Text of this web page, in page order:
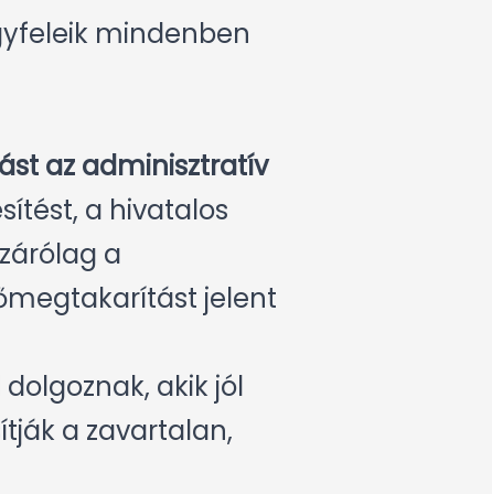
mindenben
az adminisztratív
a hivatalos
a
jelent
akik jól
a zavartalan,